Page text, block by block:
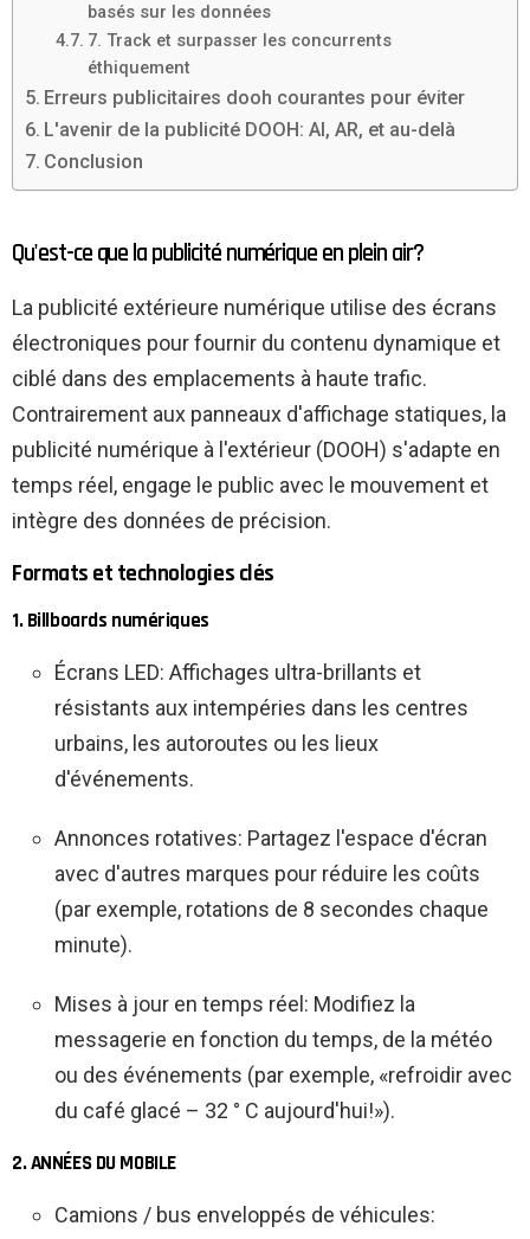
basés sur les données
7. Track et surpasser les concurrents
éthiquement
Erreurs publicitaires dooh courantes pour éviter
L'avenir de la publicité DOOH: AI, AR, et au-delà
Conclusion
Qu'est-ce que la publicité numérique en plein air?
La publicité extérieure numérique utilise des écrans
électroniques pour fournir du contenu dynamique et
ciblé dans des emplacements à haute trafic.
Contrairement aux panneaux d'affichage statiques, la
publicité numérique à l'extérieur (DOOH) s'adapte en
temps réel, engage le public avec le mouvement et
intègre des données de précision.
Formats et technologies clés
1. Billboards numériques
Écrans LED: Affichages ultra-brillants et
résistants aux intempéries dans les centres
urbains, les autoroutes ou les lieux
d'événements.
Annonces rotatives: Partagez l'espace d'écran
avec d'autres marques pour réduire les coûts
(par exemple, rotations de 8 secondes chaque
minute).
Mises à jour en temps réel: Modifiez la
messagerie en fonction du temps, de la météo
ou des événements (par exemple, «refroidir avec
du café glacé – 32 ° C aujourd'hui!»).
2. ANNÉES DU MOBILE
Camions / bus enveloppés de véhicules: